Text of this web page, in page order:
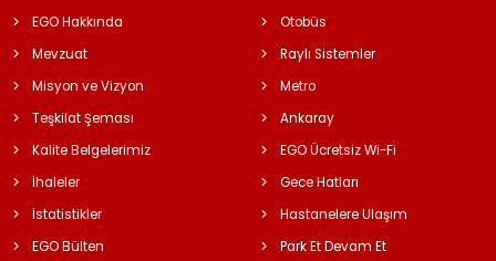
EGO Hakkında
Mevzuat
Misyon ve Vizyon
Teşkilat Şeması
Kalite Belgelerimiz
İhaleler
İstatistikler
EGO Bülten
Otobüs
Raylı Sistemler
Metro
Ankaray
EGO Ücretsiz Wi-Fi
Gece Hatları
Hastanelere Ulaşım
Park Et Devam Et